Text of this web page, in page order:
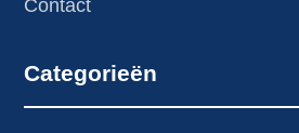
Contact
Categorieën